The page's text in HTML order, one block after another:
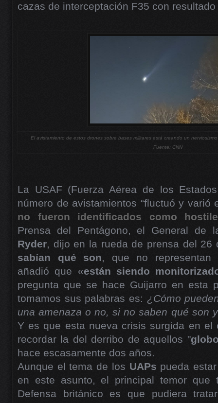
cazas de interceptación F35 con
El avistamiento de estos drones sobre bases militares está creando un
Fuente: CNN
La USAF (Fuerza Aérea de los
número de avistamientos “fluctuó y varió
no fueron identificados como
Prensa del Pentágono, el General de
Ryder, dijo en la rueda de prensa del
sabían qué son, que no representan
añadió que «están siendo
pregunta que se hace Guijarro en esta
tomamos sus palabras es: ¿Cómo
una amenaza o no, si no saben qué son
Y es que esta nueva crisis surgida en el
recordar la del derribo de aquellos "
hace escasamente dos años.
Aunque el tema de los UAPs pueda
en este asunto, el principal temor que
Defensa británico es que pudiera